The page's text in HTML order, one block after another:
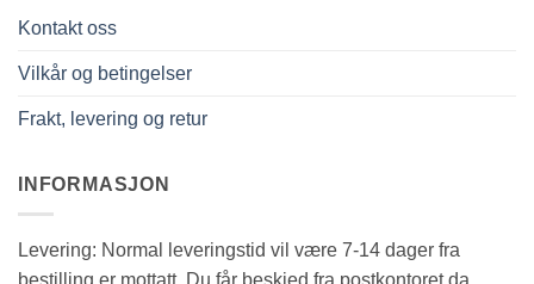
Kontakt oss
Vilkår og betingelser
Frakt, levering og retur
INFORMASJON
Levering: Normal leveringstid vil være 7-14 dager fra
bestilling er mottatt. Du får beskjed fra postkontoret da